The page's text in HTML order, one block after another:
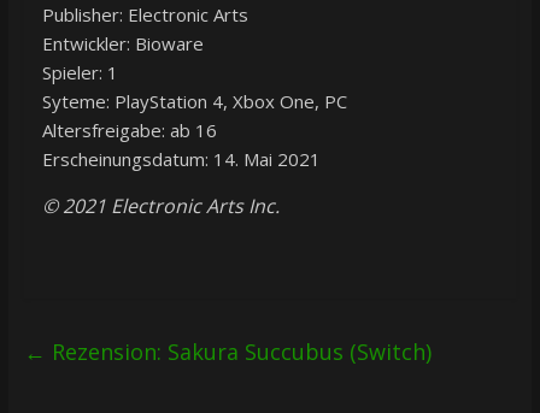
Publisher: Electronic Arts
Entwickler: Bioware
Spieler: 1
Syteme: PlayStation 4, Xbox One, PC
Altersfreigabe: ab 16
Erscheinungsdatum: 14. Mai 2021
© 2021 Electronic Arts Inc.
← Rezension: Sakura Succubus (Switch)